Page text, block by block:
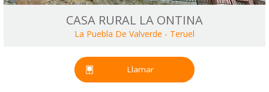
CASA RURAL LA ONTINA
La Puebla De Valverde - Teruel
Llamar